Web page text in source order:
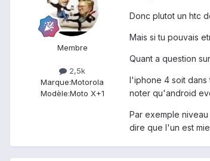
Membre
2,5k
Marque:Motorola
Modèle:Moto X+1
Donc plutot un htc
Mais si tu pouvais
Quant a question
l'iphone 4 soit dans
noter qu'android
Par exemple
dire que l'un est